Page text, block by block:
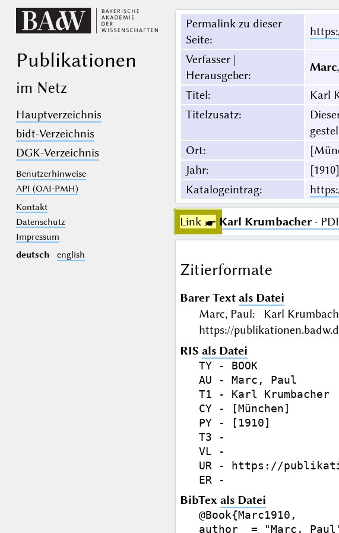
Publikationen
im Netz
Hauptverzeichnis
bidt-Verzeichnis
DGK-Verzeichnis
Benutzerhinweise
API (OAI-PMH)
Kontakt
Datenschutz
Impressum
deutsch
english
Permalink zu dieser
Seite:
Verfasser |
Herausgeber:
Marc
Titel:
Karl
Titelzusatz:
Ort:
Jahr:
[1910]
Katalogeintrag:
Link ☛ Karl Krumbacher·
Zitierformate
Barer Text als Datei
Marc, Paul: Karl
https://
RIS als Datei
TY - BOOK
AU - Marc, Paul
T1 - Karl Krumbacher
CY - [München]
PY - [1910]
T3 -
VL -
UR - https://
BibTex als Datei
@Book{Marc1910,
author  = "Marc,